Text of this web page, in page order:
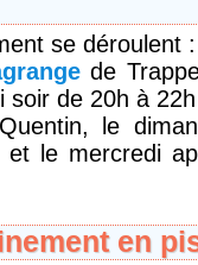
se déroulent :
de
soir de 20h à
le
et le mercredi
en